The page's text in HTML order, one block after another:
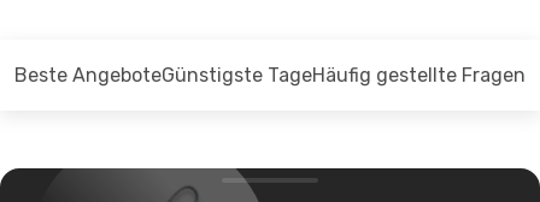
Beste AngeboteGünstigste TageHäufig gestellte Fragen